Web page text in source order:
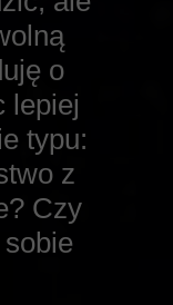
o
lepiej
typu:
z
Czy